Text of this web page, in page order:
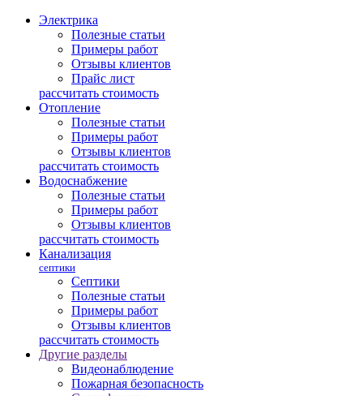
Электрика
Полезные статьи
Примеры работ
Отзывы клиентов
Прайс лист
рассчитать стоимость
Отопление
Полезные статьи
Примеры работ
Отзывы клиентов
рассчитать стоимость
Водоснабжение
Полезные статьи
Примеры работ
Отзывы клиентов
рассчитать стоимость
Канализация
септики
Септики
Полезные статьи
Примеры работ
Отзывы клиентов
рассчитать стоимость
Другие разделы
Видеонаблюдение
Пожарная безопасность